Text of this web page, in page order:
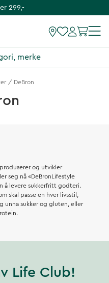
299,-
DeBron
og utvikler
seg nå «DeBronLifestyle
å levere sukkerfritt godteri.
skal passe en hver livsstil,
unna sukker og gluten, eller
Life Club!